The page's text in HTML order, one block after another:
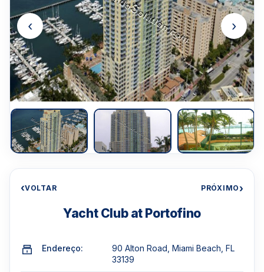
‹ ›
‹VOLTAR PRÓXIMO›
Yacht Club at Portofino
Endereço:
90 Alton Road, Miami Beach, FL
33139